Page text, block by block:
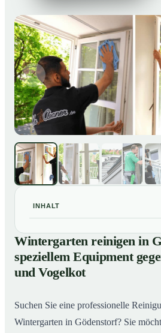
INHALT
Wintergarten reinigen in
Equipment gegen Laub, Moos
02 So läuft eine professionelle
Wintergarten in Gödenstorf ab
Wintergarten reinigen in
speziellem Equipment
und Vogelkot
Suchen Sie eine professionelle
Wintergarten in Gödenstorf? Sie